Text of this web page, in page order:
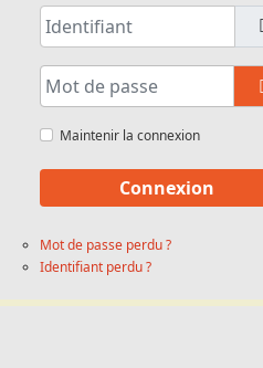
Identifiant
Mot de passe
Maintenir la connexion
Connexion
Mot de passe perdu ?
Identifiant perdu ?